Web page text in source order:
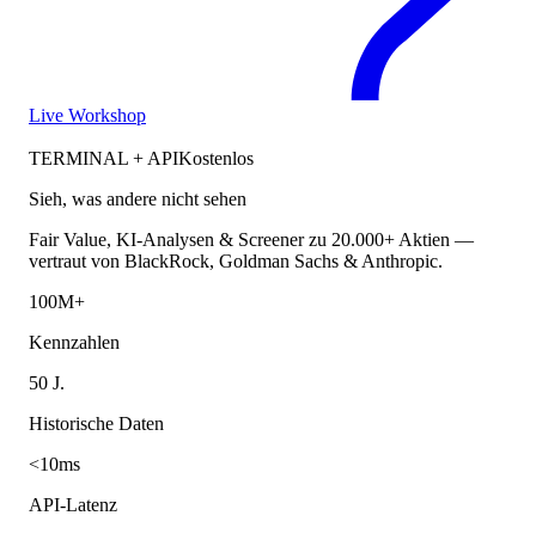
Live Workshop
TERMINAL + APIKostenlos
Sieh, was andere nicht sehen
Fair Value, KI-Analysen & Screener zu 20.000+ Aktien —
vertraut von BlackRock, Goldman Sachs & Anthropic.
100M+
Kennzahlen
50 J.
Historische Daten
<10ms
API-Latenz